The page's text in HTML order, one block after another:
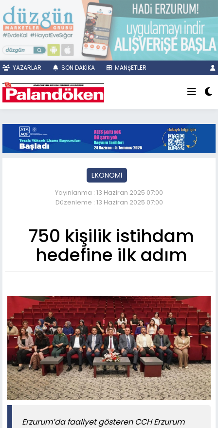
YAZARLAR SON DAKİKA MANŞETLER
EKONOMİ
Yayınlanma : 13 Haziran 2025 07:00
Düzenleme : 13 Haziran 2025 07:00
750 kişilik istihdam
hedefine ilk adım
​​​​​​​Erzurum’da faaliyet gösteren CCH Erzurum